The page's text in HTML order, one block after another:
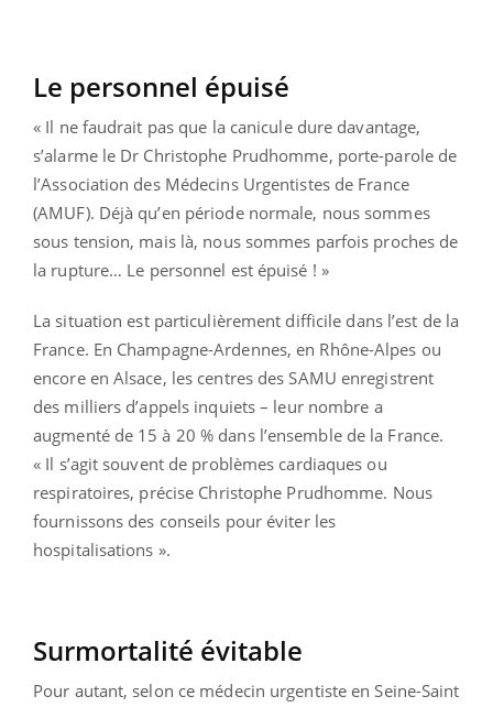
Le personnel épuisé
« Il ne faudrait pas que la canicule dure davantage,
s’alarme le Dr Christophe Prudhomme, porte-parole de
l’Association des Médecins Urgentistes de France
(AMUF). Déjà qu’en période normale, nous sommes
sous tension, mais là, nous sommes parfois proches de
la rupture… Le personnel est épuisé ! »
La situation est particulièrement difficile dans l’est de la
France. En Champagne-Ardennes, en Rhône-Alpes ou
encore en Alsace, les centres des SAMU enregistrent
des milliers d’appels inquiets – leur nombre a
augmenté de 15 à 20 % dans l’ensemble de la France.
« Il s’agit souvent de problèmes cardiaques ou
respiratoires, précise Christophe Prudhomme. Nous
fournissons des conseils pour éviter les
hospitalisations ».
Surmortalité évitable
Pour autant, selon ce médecin urgentiste en Seine-Saint